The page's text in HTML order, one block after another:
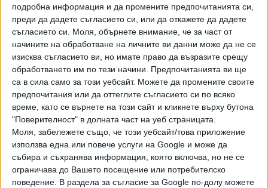
подробна информация и да промените предпочитанията си,
преди да дадете съгласието си, или да откажете да дадете
съгласието си.
Моля, обърнете внимание, че за част от
начините на обработване на личните ви данни може да не се
изисква съгласието ви, но имате право да възразите срещу
обработването им по тези начини. Предпочитанията ви ще
са в сила само за този уебсайт. Можете да промените своите
предпочитания или да оттеглите съгласието си по всяко
време, като се върнете на този сайт и кликнете върху бутона
"Поверителност" в долната част на уеб страницата.
Моля, забележете също, че този уебсайт/това приложение
използва една или повече услуги на Google и може да
събира и съхранява информация, която включва, но не се
ограничава до Вашето посещение или потребителско
поведение. В раздела за съгласие за Google по-долу можете
На основание решение на Комисията по чл. 23 от ЗНСО,
състояща се от Началник на НСО, Председател на
ДАНС и Главен секретар на МВР, Ръководителите на
служба Военна информация и на Държавна агенция
„Разузнаване“.
Комисията безспорно е установила рискови заплахи,
както от територията на България, така и такива,
възникнали извън нея. Става въпрос за наличие на
застрашеност от чужда държава. Това е наложило
необходимостта от денонощна охрана на Ахмед Доган
до настоящия момент.
2 Въпрос: От колко години се осъществява охраната му,
колко души са ангажирани и какви средства се